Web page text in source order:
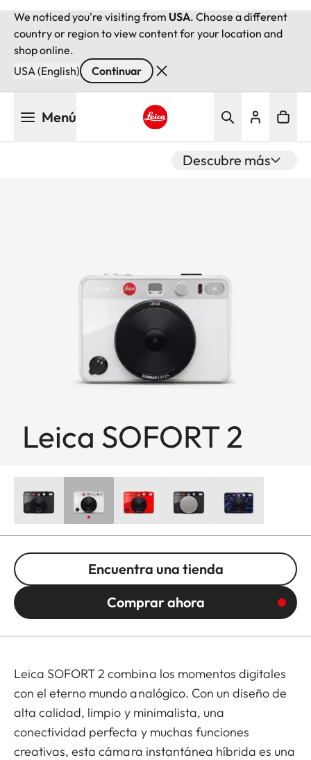
We noticed you're visiting from USA. Choose a different
country or region to view content for your location and
shop online.
USA (English)
Continuar
Menú
Descubre más
Leica SOFORT 2
Encuentra una tienda
Comprar ahora
Leica SOFORT 2 combina los momentos digitales
con el eterno mundo analógico. Con un diseño de
alta calidad, limpio y minimalista, una
conectividad perfecta y muchas funciones
creativas, esta cámara instantánea híbrida es una